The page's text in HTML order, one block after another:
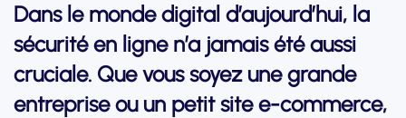
Dans le monde digital d’aujourd’hui, la
sécurité en ligne n’a jamais été aussi
cruciale. Que vous soyez une grande
entreprise ou un petit site e-commerce,